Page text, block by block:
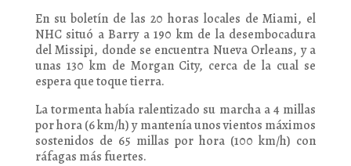
En su boletín de las 20 horas locales de Miami, el
NHC situó a Barry a 190 km de la desembocadura
del Missipi, donde se encuentra Nueva Orleans, y a
unas 130 km de Morgan City, cerca de la cual se
espera que toque tierra.
La tormenta había ralentizado su marcha a 4 millas
por hora (6 km/h) y mantenía unos vientos máximos
sostenidos de 65 millas por hora (100 km/h) con
ráfagas más fuertes.